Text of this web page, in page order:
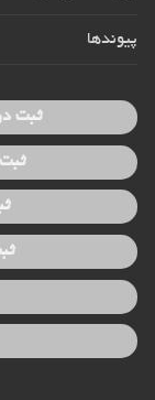
پیوندها
ثبت